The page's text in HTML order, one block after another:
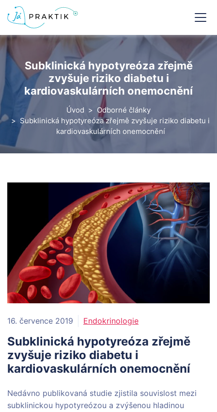
Subklinická hypotyreóza zřejmě
zvyšuje riziko diabetu i
kardiovaskulárních onemocnění
Úvod
Odborné články
Subklinická hypotyreóza zřejmě zvyšuje riziko diabetu i
kardiovaskulárních onemocnění
16. července 2019 Endokrinologie
Subklinická hypotyreóza zřejmě
zvyšuje riziko diabetu i
kardiovaskulárních onemocnění
Nedávno publikovaná studie zjistila souvislost mezi
subklinickou hypotyreózou a zvýšenou hladinou